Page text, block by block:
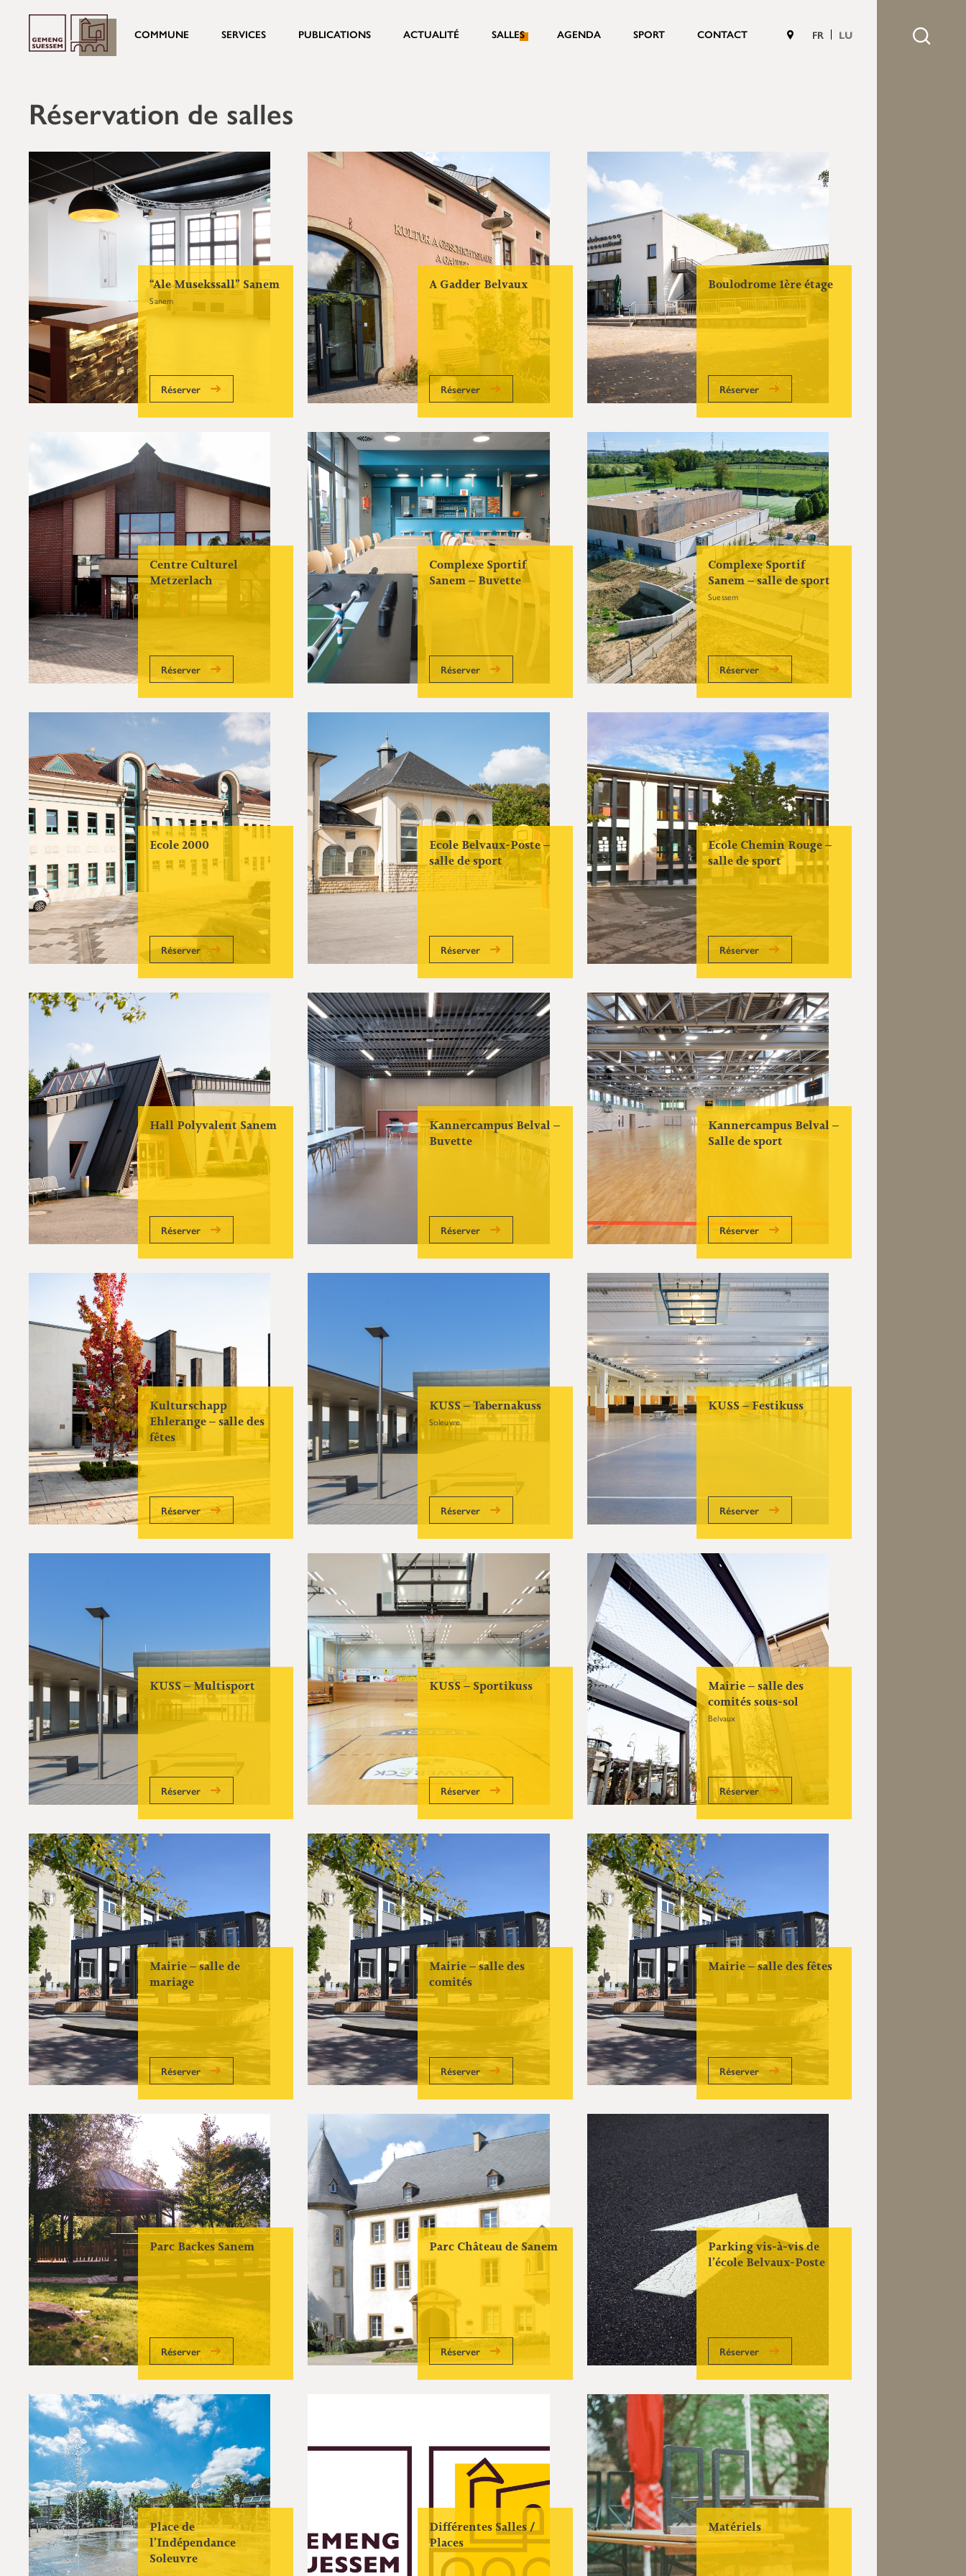
COMMUNE SERVICES PUBLICATIONS ACTUALITÉ SALLES AGENDA SPORT CONTACT FR LU
Réservation de salles
“Ale Musekssall” Sanem
Sanem
Réserver
A Gadder Belvaux
Réserver
Boulodrome 1ère étage
Réserver
Centre Culturel
Metzerlach
Réserver
Complexe Sportif
Sanem – Buvette
Réserver
Complexe Sportif
Sanem – salle de sport
Suessem
Réserver
Ecole 2000
Réserver
Ecole Belvaux-Poste –
salle de sport
Réserver
Ecole Chemin Rouge –
salle de sport
Réserver
Hall Polyvalent Sanem
Réserver
Kannercampus Belval –
Buvette
Réserver
Kannercampus Belval –
Salle de sport
Réserver
Kulturschapp
Ehlerange – salle des
fêtes
Réserver
KUSS – Tabernakuss
Soleuvre
Réserver
KUSS – Festikuss
Réserver
KUSS – Multisport
Réserver
KUSS – Sportikuss
Réserver
Mairie – salle des
comités sous-sol
Belvaux
Réserver
Mairie – salle de
mariage
Réserver
Mairie – salle des
comités
Réserver
Mairie – salle des fêtes
Réserver
Parc Backes Sanem
Réserver
Parc Château de Sanem
Réserver
Parking vis-à-vis de
l’école Belvaux-Poste
Réserver
Place de
l’Indépendance
Soleuvre
Différentes Salles /
Places
Matériels